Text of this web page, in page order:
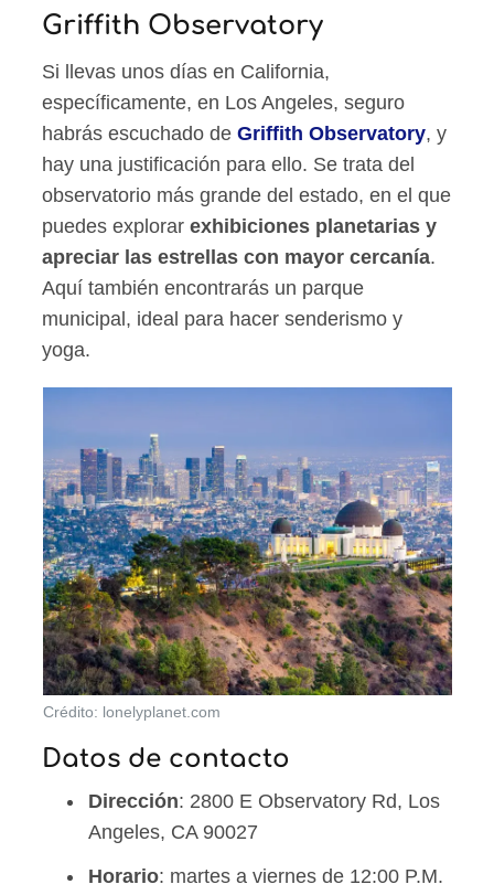
Griffith Observatory
Si llevas unos días en California,
específicamente, en Los Angeles, seguro
habrás escuchado deGriffith Observatory, y
hay una justificación para ello. Se trata del
observatorio más grande del estado, en el que
puedes explorarexhibiciones planetarias y
apreciar las estrellas con mayor cercanía.
Aquí también encontrarás un parque
municipal, ideal para hacer senderismo y
yoga.
Crédito: lonelyplanet.com
Datos de contacto
Dirección: 2800 E Observatory Rd, Los
Angeles, CA 90027
Horario: martes a viernes de 12:00 P.M.